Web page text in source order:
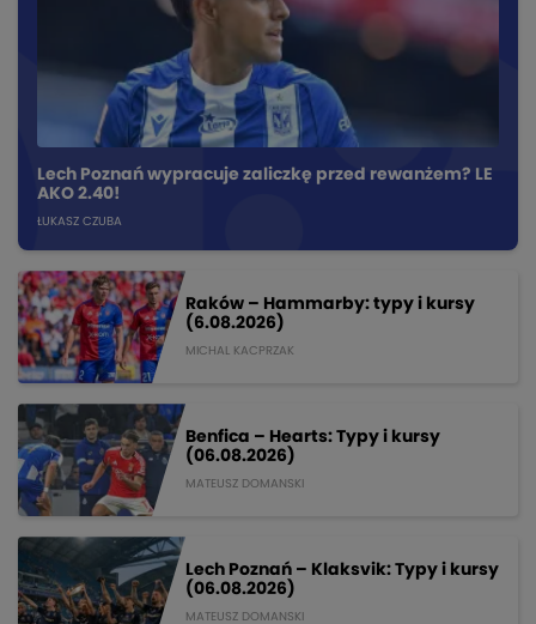
Lech Poznań wypracuje zaliczkę przed rewanżem? LE
AKO 2.40!
ŁUKASZ CZUBA
Raków – Hammarby: typy i kursy
(6.08.2026)
MICHAL KACPRZAK
Benfica – Hearts: Typy i kursy
(06.08.2026)
MATEUSZ DOMANSKI
Lech Poznań – Klaksvik: Typy i kursy
(06.08.2026)
MATEUSZ DOMANSKI